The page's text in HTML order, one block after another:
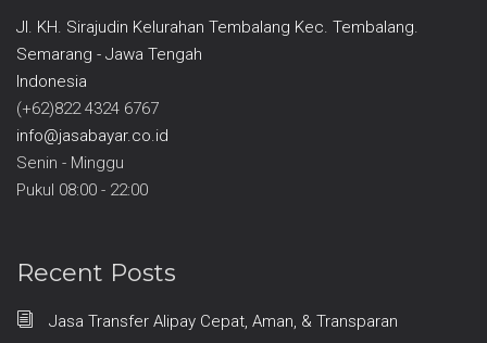
Jl. KH. Sirajudin Kelurahan Tembalang Kec. Tembalang.
Semarang - Jawa Tengah
Indonesia
(+62)822 4324 6767
info@jasabayar.co.id
Senin - Minggu
Pukul 08:00 - 22:00
Recent Posts
Jasa Transfer Alipay Cepat, Aman, & Transparan